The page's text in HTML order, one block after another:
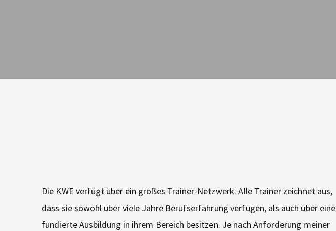
Die KWE verfügt über ein großes Trainer-Netzwerk. Alle Trainer zeichnet aus,
dass sie sowohl über viele Jahre Berufserfahrung verfügen, als auch über eine
fundierte Ausbildung in ihrem Bereich besitzen. Je nach Anforderung meiner